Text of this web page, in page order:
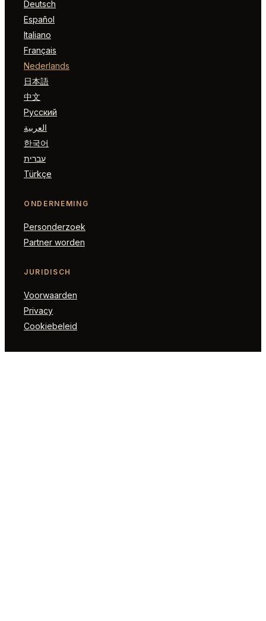
Deutsch
Español
Italiano
Français
Nederlands
日本語
中文
Русский
العربية
한국어
עברית
Türkçe
ONDERNEMING
Personderzoek
Partner worden
JURIDISCH
Voorwaarden
Privacy
Cookiebeleid